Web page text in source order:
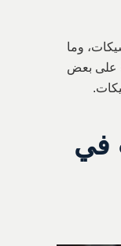
وما
على بعض
في